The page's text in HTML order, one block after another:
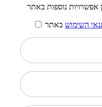
נוספות באתר
השימוש באתר